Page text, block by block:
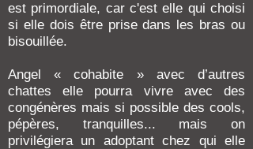
est primordiale, car c'est elle qui choisi
si elle dois être prise dans les bras ou
bisouillée.
Angel « cohabite » avec d’autres
chattes elle pourra vivre avec des
congénères mais si possible des cools,
pépères, tranquilles... mais on
privilégiera un adoptant chez qui elle